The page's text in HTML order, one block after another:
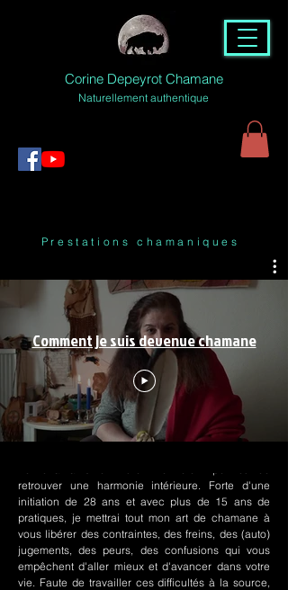
Corine Depeyrot Chamane
Naturellement authentique
Prestations chamaniques
Comment je suis devenue chamane
retrouver une harmonie intérieure. Forte d'une
initiation de 28 ans et avec plus de 15 ans de
pratiques, je mettrai tout mon art de chamane à
vous libérer des contraintes, des freins, des (auto)
jugements, des peurs, des confusions qui vous
empêchent d'aller mieux et d'avancer dans votre
vie. Faute de travailler ces difficultés à la source,